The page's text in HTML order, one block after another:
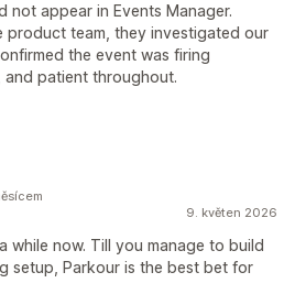
not appear in Events Manager.
product team, they investigated our
the event was firing
patient throughout.
9. květen 2026
while now. Till you manage to build
setup, Parkour is the best bet for